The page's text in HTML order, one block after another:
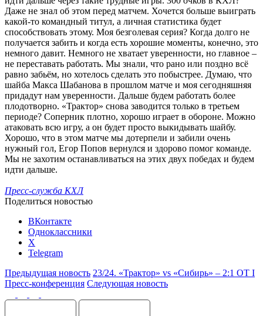
Даже не знал об этом перед матчем. Хочется больше выиграть
какой-то командный титул, а личная статистика будет
способствовать этому. Моя безголевая серия? Когда долго не
получается забить и когда есть хорошие моменты, конечно, это
немного давит. Немного не хватает уверенности, но главное –
не переставать работать. Мы знали, что рано или поздно всё
равно забьём, но хотелось сделать это побыстрее. Думаю, что
шайба Макса Шабанова в прошлом матче и моя сегодняшняя
придадут нам уверенности. Дальше будем работать более
плодотворно. «Трактор» снова заводится только в третьем
периоде? Соперник плотно, хорошо играет в обороне. Можно
атаковать всю игру, а он будет просто выкидывать шайбу.
Хорошо, что в этом матче мы дотерпели и забили очень
нужный гол, Егор Попов вернулся и здорово помог команде.
Мы не захотим останавливаться на этих двух победах и будем
идти дальше.
Пресс-служба КХЛ
Поделиться новостью
ВКонтакте
Одноклассники
X
Telegram
Предыдущая новость 23/24. «Трактор» vs «Сибирь» – 2:1 ОТ I
Пресс-конференция Следующая новость